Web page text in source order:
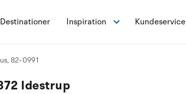
Destinationer Inspiration Kundeservice
82-0991
Idestrup